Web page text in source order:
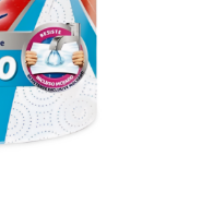
PrecioS ocio: 2,00€
PrecioHabitual : 3,20€
Papel higiénico
Colhogar Triple
Capa 12 rollos
Precio Socio
P